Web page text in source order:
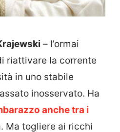
– l’ormai
riattivare la corrente
in uno stabile
inosservato. Ha
anche tra i
Ma togliere ai ricchi